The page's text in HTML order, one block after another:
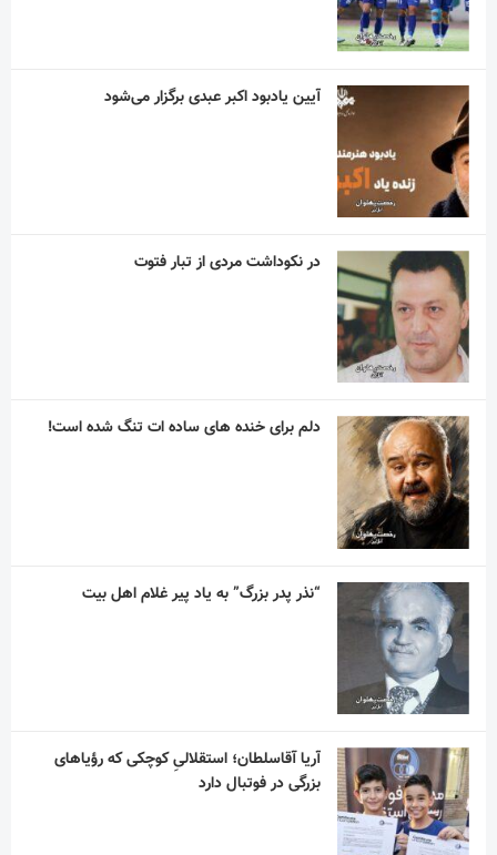
آیین یادبود اکبر عبدی برگزار می‌شود
در نکوداشت مردی از تبار فتوت
دلم برای خنده های ساده ات تنگ شده است!
“نذر پدر بزرگ” به یاد پیر غلام اهل بیت
آریا آقاسلطان؛ استقلالیِ کوچکی که رؤیاهای
بزرگی در فوتبال دارد